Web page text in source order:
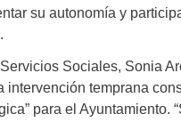
su autonomía y
Sociales, Sonia
intervención temprana
para el Ayuntamiento.